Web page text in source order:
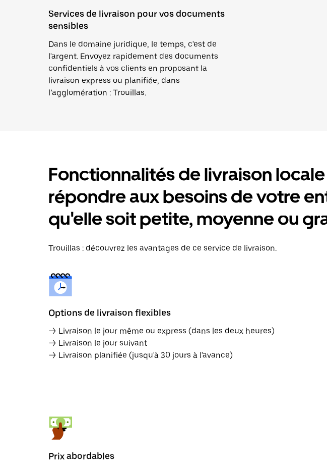
Services de livraison pour vos documents
sensibles
Dans le domaine juridique, le temps, c'est de
l'argent. Envoyez rapidement des documents
confidentiels à vos clients en proposant la
livraison express ou planifiée, dans
l’agglomération : Trouillas.
Fonctionnalités de livraison
répondre aux besoins de votre
qu'elle soit petite, moyenne ou
Trouillas : découvrez les avantages de ce service de livraison.
Options de livraison flexibles
→ Livraison le jour même ou express (dans les deux heures)
→ Livraison le jour suivant
→ Livraison planifiée (jusqu'à 30 jours à l'avance)
Prix abordables